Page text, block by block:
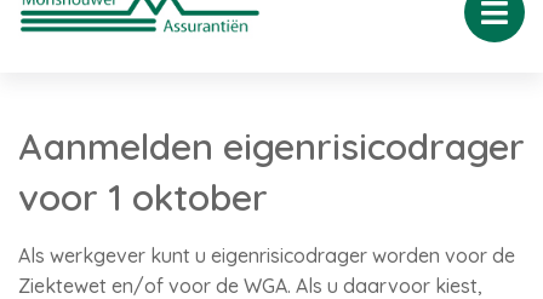
Aanmelden eigenrisicodrager
voor 1 oktober
Als werkgever kunt u eigenrisicodrager worden voor de
Ziektewet en/of voor de WGA. Als u daarvoor kiest,